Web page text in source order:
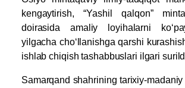
kengaytirish, “Yashil qalqon”
doirasida amaliy loyihalarni
yilgacha cho‘llanishga qarshi
ishlab chiqish tashabbuslari ilgari
Samarqand shahrining tarixiy-